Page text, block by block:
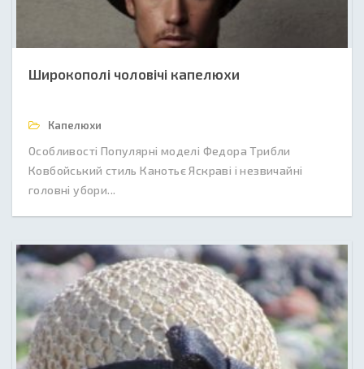
Широкополі чоловічі капелюхи
Капелюхи
Особливості Популярні моделі Федора Трибли
Ковбойський стиль Канотьє Яскраві і незвичайні
головні убори...